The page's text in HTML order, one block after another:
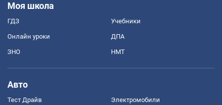
Моя школа
ГДЗ Учебники
Онлайн уроки ДПА
ЗНО НМТ
Авто
Тест Драйв Электромобили